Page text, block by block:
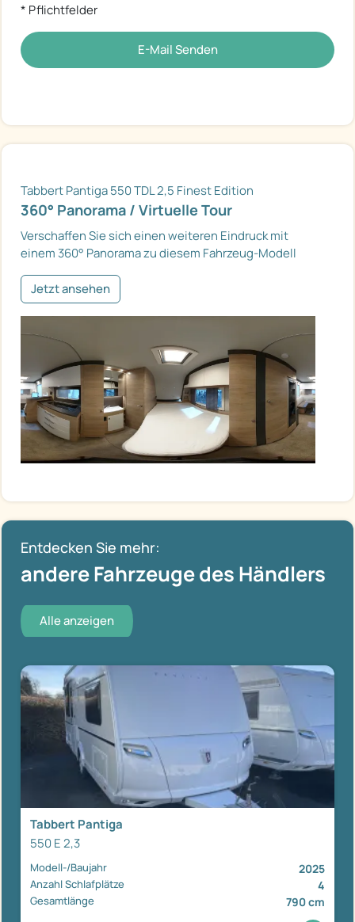
* Pflichtfelder
E-Mail Senden
Tabbert Pantiga 550 TDL 2,5 Finest Edition
360° Panorama / Virtuelle Tour
Verschaffen Sie sich einen weiteren Eindruck mit
einem 360° Panorama zu diesem Fahrzeug-Modell
Jetzt ansehen
Entdecken Sie mehr:
andere Fahrzeuge des Händlers
Alle anzeigen
Tabbert Pantiga
550 E 2,3
Modell-/Baujahr 2025
Anzahl Schlafplätze 4
Gesamtlänge 790 cm